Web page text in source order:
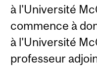
à l'Université
commence à
à l'Université
professeur